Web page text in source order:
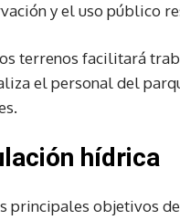
y el uso público
terrenos facilitará
el personal del
hídrica
principales objetivos